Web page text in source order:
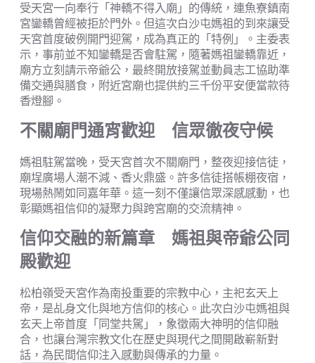
受天宮一向奉行「神轎不得入廟」的傳統，連魚寮鎮南
宮鑾轎曾經被拒於門外。但這次白沙屯媽祖的到來讓受
天宮首度破例開門迎駕，成為真正的「特例」。主委表
示，事前並不知鑾轎是否會駐駕，隨著媽祖鑾轎靠近，
廟方立刻請示帝爺公，最終開放接駕並動員志工協助準
備交通與膳食，附近宮廟也提供約三千份平安便當款待
香燈腳。
不關廟門通宵歡迎 信眾徹夜守候
媽祖駐駕當晚，受天宮首次不關廟門，整夜迎接信徒，
廟埕廣場人潮不減、香火鼎盛。許多信徒搭帳棚夜宿，
現場熱鬧如同嘉年華。這一刻不僅讓信眾深感感動，也
彰顯媽祖信仰的凝聚力與跨宮廟的交流精神。
信仰交融的新篇章 媽祖與帝爺公同
殿歡迎
松柏嶺受天宮作為南投重要的宗教中心，主祀玄天上
帝，是乩身文化與地方信仰的核心。此次白沙屯媽祖與
玄天上帝首度「同堂共駕」，象徵兩大神明的信仰融
合，也讓台灣宗教文化在歷史與現代之間開啟嶄新對
話，為民間信仰注入感動與傳承的力量。